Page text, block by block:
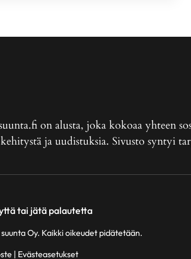
on alusta, joka kokoaa yhteen
ja uudistuksia. Sivusto syntyi
tai jätä palautetta
Oy. Kaikki oikeudet pidätetään.
| Evästeasetukset